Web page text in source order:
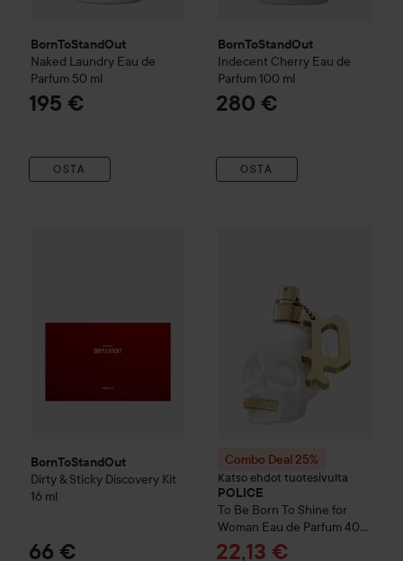
BornToStandOut
Naked Laundry Eau de
Parfum 50 ml
195 €
OSTA
BornToStandOut
Indecent Cherry Eau de
Parfum 100 ml
280 €
OSTA
BornToStandOut
Dirty & Sticky Discovery Kit
16 ml
66 €
Combo Deal 25%
Katso ehdot tuotesivulta
POLICE
To Be Born To Shine for
Woman Eau de Parfum40
ml
Tarjoushinta
22,13 €